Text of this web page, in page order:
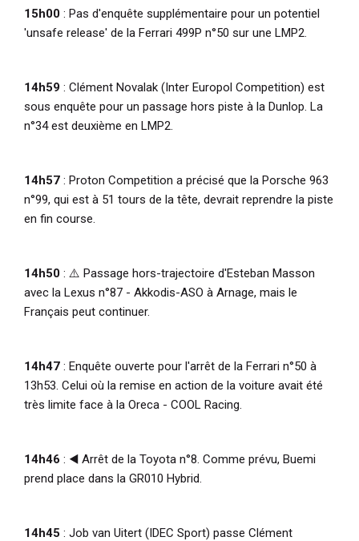
15h00 : Pas d'enquête supplémentaire pour un potentiel
'unsafe release' de la Ferrari 499P n°50 sur une LMP2.
14h59 : Clément Novalak (Inter Europol Competition) est
sous enquête pour un passage hors piste à la Dunlop. La
n°34 est deuxième en LMP2.
14h57 : Proton Competition a précisé que la Porsche 963
n°99, qui est à 51 tours de la tête, devrait reprendre la piste
en fin course.
14h50 : ⚠️ Passage hors-trajectoire d'Esteban Masson
avec la Lexus n°87 - Akkodis-ASO à Arnage, mais le
Français peut continuer.
14h47 : Enquête ouverte pour l'arrêt de la Ferrari n°50 à
13h53. Celui où la remise en action de la voiture avait été
très limite face à la Oreca - COOL Racing.
14h46 : ◀️ Arrêt de la Toyota n°8. Comme prévu, Buemi
prend place dans la GR010 Hybrid.
14h45 : Job van Uitert (IDEC Sport) passe Clément